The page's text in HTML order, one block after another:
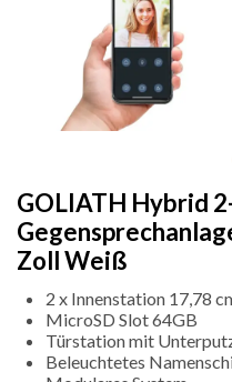
GOLIATH Hybrid
Zoll Weiß
2 x Innenstation 17,78
MicroSD Slot 64GB
Türstation mit
Beleuchtetes